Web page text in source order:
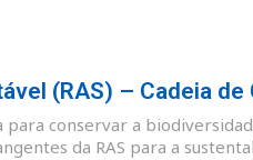
(RAS) – Cadeia de
conservar a
da RAS para a